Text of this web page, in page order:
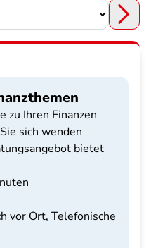
zu Ihren Finanzen
sich wenden
bietet
vor Ort, Telefonische